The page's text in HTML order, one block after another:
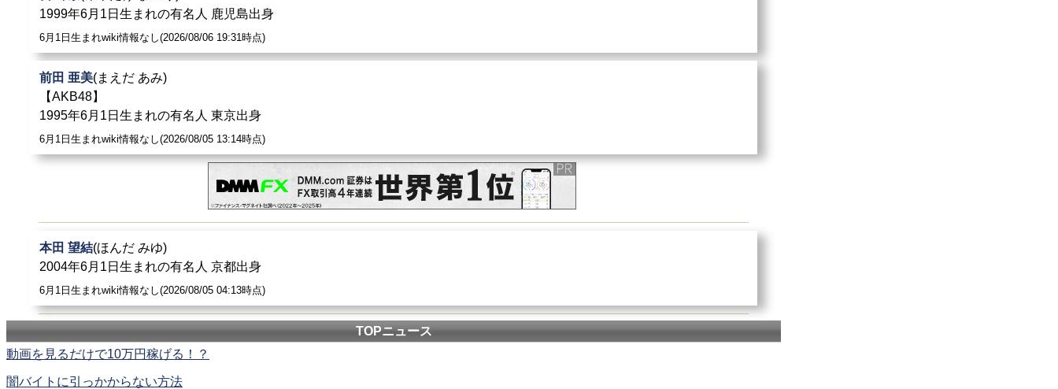
1999年6月1日生まれの有名人 鹿児島出身
6月1日生まれwiki情報なし(2026/08/06 19:31時点)
前田 亜美(まえだ あみ)
【AKB48】
1995年6月1日生まれの有名人 東京出身
6月1日生まれwiki情報なし(2026/08/05 13:14時点)
本田 望結(ほんだ みゆ)
2004年6月1日生まれの有名人 京都出身
6月1日生まれwiki情報なし(2026/08/05 04:13時点)
TOPニュース
動画を見るだけで10万円稼げる！？
闇バイトに引っかからない方法